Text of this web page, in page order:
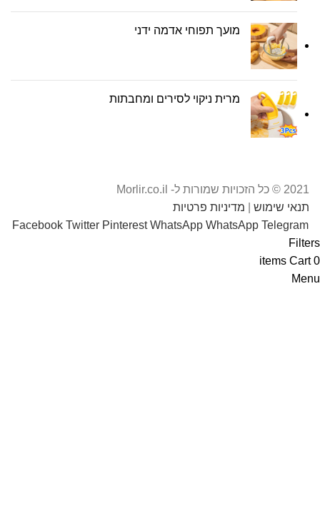
מועך תפוחי אדמה ידני
מרית ניקוי לסירים ומחבתות
2021 © כל הזכויות שמורות ל- Morlir.co.il
תנאי שימוש
מדיניות פרטיות
Facebook Twitter Pinterest WhatsApp WhatsApp Telegram
Filters
0
items Cart
Menu